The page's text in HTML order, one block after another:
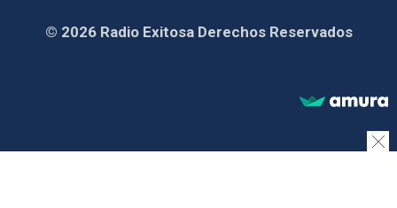
© 2026 Radio Exitosa Derechos Reservados